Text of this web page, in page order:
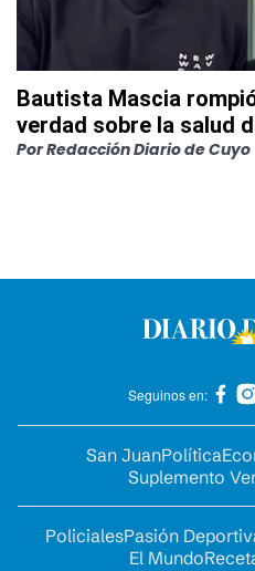
Bautista Mascia
verdad sobre la salud
PorRedacción Diario de Cuyo
Seguinos en:
San JuanPolítica
Suplemento
PolicialesPasión
El Mundo